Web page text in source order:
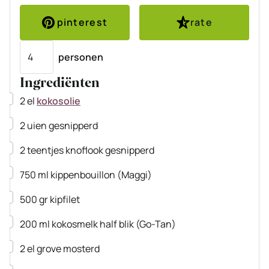
pinterest
rate
personen
Ingrediënten
▢
2el kokosolie
▢
2uiengesnipperd
▢
2teentjes knoflookgesnipperd
▢
750 ml kippenbouillon (Maggi)
▢
500grkipfilet
▢
200 ml kokosmelkhalf blik (Go-Tan)
▢
2elgrove mosterd